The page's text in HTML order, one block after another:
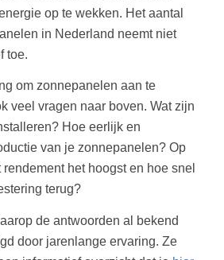
op te wekken. Het aantal
in Nederland neemt niet
toe.
om zonnepanelen aan te
veel vragen naar boven. Wat zijn
Hoe eerlijk en
van je zonnepanelen? Op
het hoogst en hoe snel
terug?
de antwoorden al bekend
door jarenlange ervaring. Ze